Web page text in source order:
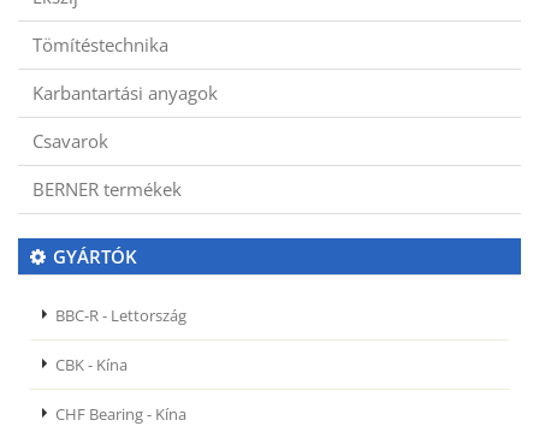
Tömítéstechnika
Karbantartási anyagok
Csavarok
BERNER termékek
GYÁRTÓK
BBC-R - Lettország
CBK - Kína
CHF Bearing - Kína